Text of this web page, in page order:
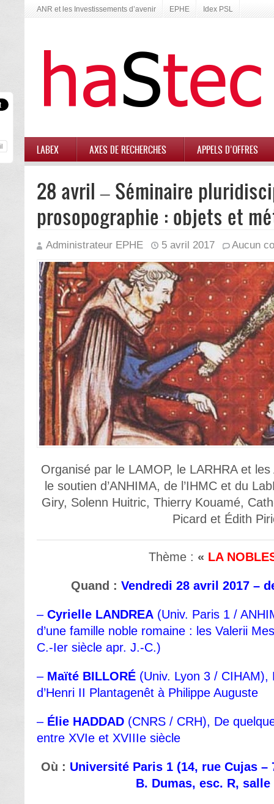
ANR et les Investissements d’avenir EPHE Idex PSL
LABEX AXES DE RECHERCHES APPELS D’OFFRES
28 avril – Séminaire
prosopographie : objets et
Administrateur EPHE 5 avril 2017 Aucun
Organisé par le LAMOP, le LARHRA et
le soutien d’ANHIMA, de l’IHMC et du
Giry, Solenn Huitric, Thierry Kouamé,
Picard et Édith
Thème : « LA
Quand :Vendredi 28 avril 2017 –
– Cyrielle LANDREA (Univ. Paris 1 /
d’une famille noble romaine : les Valerii
C.-Ier siècle apr. J.-C.)
– Maïté BILLORÉ (Univ. Lyon 3 /
d’Henri II Plantagenêt à Philippe Auguste
– Élie HADDAD (CNRS / CRH), De
entre XVIe et XVIIIe siècle
Où : Université Paris 1 (14, rue Cujas –
B. Dumas, esc. R,